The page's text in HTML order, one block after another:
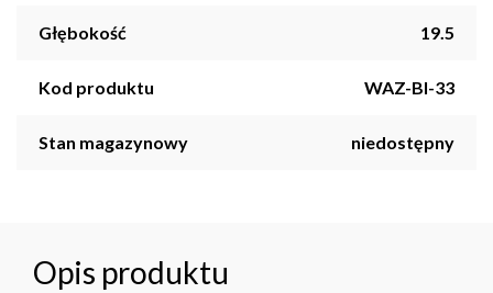
Głębokość 19.5
Kod produktu WAZ-BI-33
Stan magazynowy niedostępny
Opis produktu